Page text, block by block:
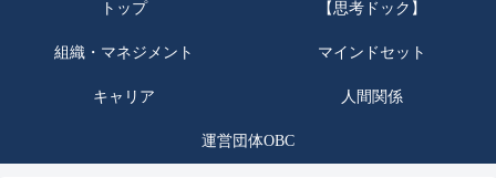
トップ 【思考ドック】
組織・マネジメント マインドセット
キャリア 人間関係
運営団体OBC